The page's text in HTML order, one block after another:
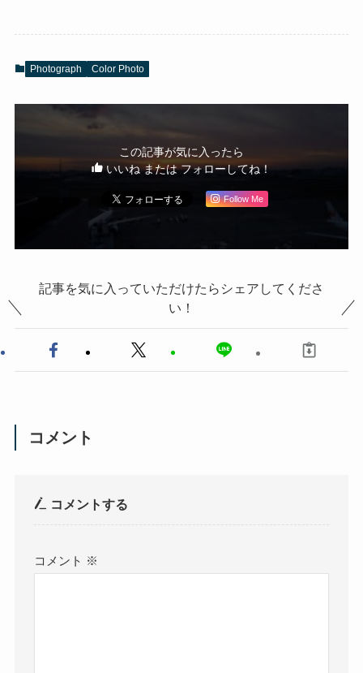
Photograph Color Photo
この記事が気に入ったら
いいね または フォローしてね！
Follow Me
記事を気に入っていただけたらシェアしてくださ
い！
コメント
コメントする
コメント ※